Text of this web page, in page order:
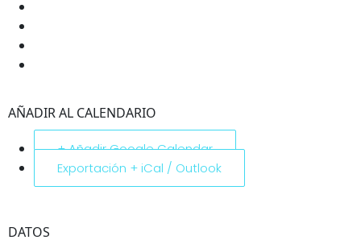
AÑADIR AL CALENDARIO
+ Añadir Google Calendar
Exportación + iCal / Outlook
DATOS